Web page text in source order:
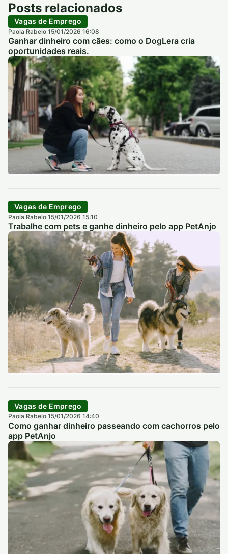
Posts relacionados
Vagas de Emprego
Paola Rabelo·15/01/2026 16:08
Ganhar dinheiro com cães: como o DogLera cria
oportunidades reais.
Vagas de Emprego
Paola Rabelo·15/01/2026 15:10
Trabalhe com pets e ganhe dinheiro pelo app PetAnjo
Vagas de Emprego
Paola Rabelo·15/01/2026 14:40
Como ganhar dinheiro passeando com cachorros pelo
app PetAnjo